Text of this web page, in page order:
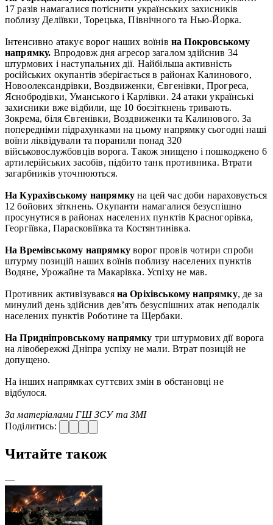
17 разів намагалися потіснити українських захисників
поблизу Деліївки, Торецька, Північного та Нью-Йорка.
Інтенсивно атакує ворог наших воїнів на Покровському
напрямку. Впродовж дня агресор загалом здійснив 34
штурмових і наступальних дії. Найбільша активність
російських окупантів зберігається в районах Калинового,
Новоолександрівки, Воздвиженки, Євгенівки, Прогреса,
Яснобродівки, Уманського і Карлівки. 24 атаки українські
захисники вже відбили, ще 10 боєзіткнень тривають.
Зокрема, біля Євгенівки, Воздвиженки та Калинового. За
попередніми підрахунками на цьому напрямку сьогодні наші
воїни ліквідували та поранили понад 320
військовослужбовців ворога. Також знищено і пошкоджено 6
артилерійських засобів, підбито танк противника. Втрати
загарбників уточнюються.
На Курахівському напрямку на цей час доби нараховується
12 бойових зіткнень. Окупанти намагалися безуспішно
просунутися в районах населених пунктів Красногорівка,
Георгіївка, Парасковіївка та Костянтинівка.
На Времівському напрямкуворог провів чотири спроби
штурму позицій наших воїнів поблизу населених пунктів
Водяне, Урожайне та Макарівка. Успіху не мав.
Противник активізувався на Оріхівському напрямку, де за
минулий день здійснив дев’ять безуспішних атак неподалік
населених пунктів Роботине та Щербаки.
На Придніпровському напрямку три штурмових дії ворога
на лівобережжі Дніпра успіху не мали. Втрат позицій не
допущено.
На інших напрямках суттєвих змін в обстановці не
відбулося.
За матеріалами ГШ ЗСУ та ЗМІ
Поділитись:
Читайте також
—